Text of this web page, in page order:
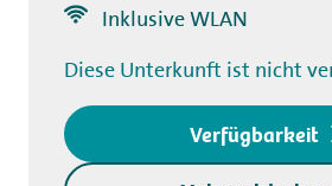
Inklusive WLAN
Diese Unterkunft ist nicht
Verfügbarkeit